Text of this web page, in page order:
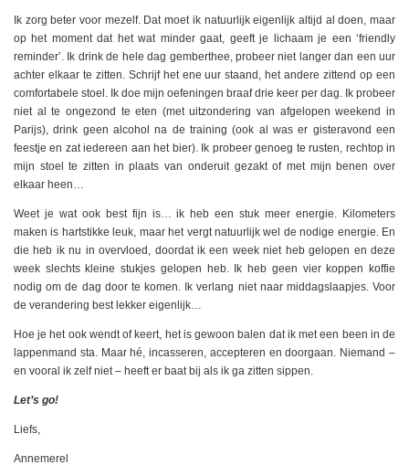
Ik zorg beter voor mezelf. Dat moet ik natuurlijk eigenlijk altijd al doen, maar
op het moment dat het wat minder gaat, geeft je lichaam je een ‘friendly
reminder’. Ik drink de hele dag gemberthee, probeer niet langer dan een uur
achter elkaar te zitten. Schrijf het ene uur staand, het andere zittend op een
comfortabele stoel. Ik doe mijn oefeningen braaf drie keer per dag. Ik probeer
niet al te ongezond te eten (met uitzondering van afgelopen weekend in
Parijs), drink geen alcohol na de training (ook al was er gisteravond een
feestje en zat iedereen aan het bier). Ik probeer genoeg te rusten, rechtop in
mijn stoel te zitten in plaats van onderuit gezakt of met mijn benen over
elkaar heen…
Weet je wat ook best fijn is… ik heb een stuk meer energie. Kilometers
maken is hartstikke leuk, maar het vergt natuurlijk wel de nodige energie. En
die heb ik nu in overvloed, doordat ik een week niet heb gelopen en deze
week slechts kleine stukjes gelopen heb. Ik heb geen vier koppen koffie
nodig om de dag door te komen. Ik verlang niet naar middagslaapjes. Voor
de verandering best lekker eigenlijk…
Hoe je het ook wendt of keert, het is gewoon balen dat ik met een been in de
lappenmand sta. Maar hé, incasseren, accepteren en doorgaan. Niemand –
en vooral ik zelf niet – heeft er baat bij als ik ga zitten sippen.
Let’s go!
Liefs,
Annemerel